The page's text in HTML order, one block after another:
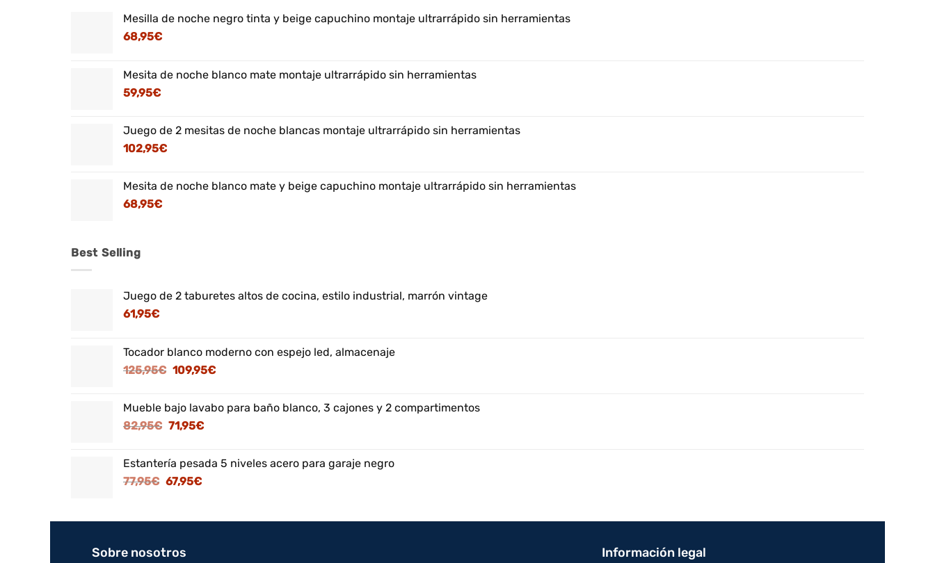
Mesilla de noche negro tinta y beige capuchino montaje ultrarrápido sin herramientas
68,95€
Mesita de noche blanco mate montaje ultrarrápido sin herramientas
59,95€
Juego de 2 mesitas de noche blancas montaje ultrarrápido sin herramientas
102,95€
Mesita de noche blanco mate y beige capuchino montaje ultrarrápido sin herramientas
68,95€
Best Selling
Juego de 2 taburetes altos de cocina, estilo industrial, marrón vintage
61,95€
Tocador blanco moderno con espejo led, almacenaje
125,95€ El
era:
125,95€.
109,95€El
es:
Mueble bajo lavabo para baño blanco, 3 cajones y 2 compartimentos
82,95€ El
era:
82,95€.
71,95€El
es:
Estantería pesada 5 niveles acero para garaje negro
77,95€ El
era:
67,95€El
es:
Sobre nosotros Información legal